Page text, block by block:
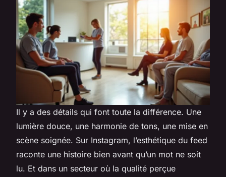
Il y a des détails qui font toute la différence. Une
lumière douce, une harmonie de tons, une mise en
scène soignée. Sur Instagram, l’esthétique du feed
raconte une histoire bien avant qu’un mot ne soit
lu. Et dans un secteur où la qualité perçue